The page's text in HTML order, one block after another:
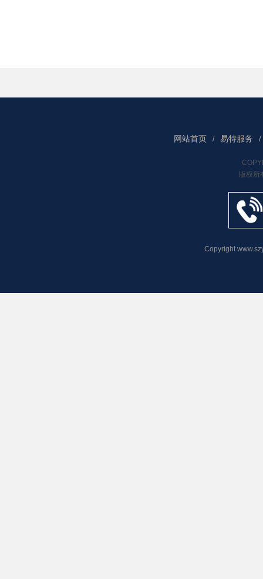
网站首页 / 易特服务 /
版权所
Copyright